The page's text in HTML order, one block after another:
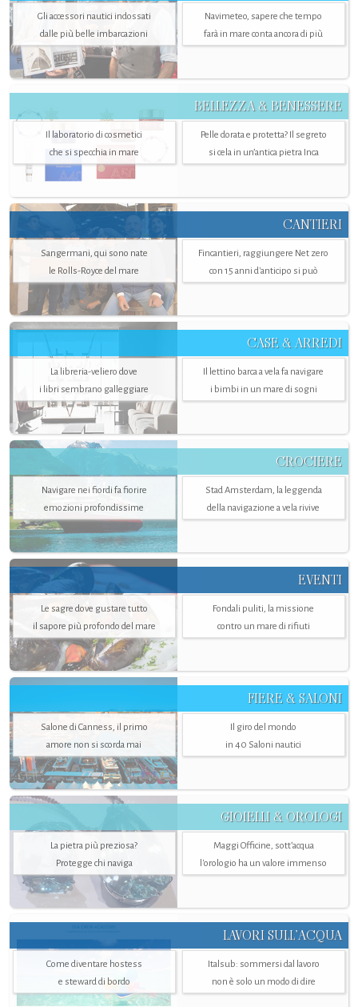
Gli accessori nautici indossati
dalle più belle imbarcazioni
Navimeteo, sapere che tempo
farà in mare conta ancora di più
BELLEZZA & BENESSERE
Il laboratorio di cosmetici
che si specchia in mare
Pelle dorata e protetta? Il segreto
si cela in un’antica pietra Inca
CANTIERI
Sangermani, qui sono nate
le Rolls-Royce del mare
Fincantieri, raggiungere Net zero
con 15 anni d'anticipo si può
CASE & ARREDI
La libreria-veliero dove
i libri sembrano galleggiare
Il lettino barca a vela fa navigare
i bimbi in un mare di sogni
CROCIERE
Navigare nei fiordi fa fiorire
emozioni profondissime
Stad Amsterdam, la leggenda
della navigazione a vela rivive
EVENTI
Le sagre dove gustare tutto
il sapore più profondo del mare
Fondali puliti, la missione
contro un mare di rifiuti
FIERE & SALONI
Salone di Canness, il primo
amore non si scorda mai
Il giro del mondo
in 40 Saloni nautici
GIOIELLI & OROLOGI
La pietra più preziosa?
Protegge chi naviga
Maggi Officine, sott’acqua
l'orologio ha un valore immenso
LAVORI SULL’ACQUA
Come diventare hostess
e steward di bordo
Italsub: sommersi dal lavoro
non è solo un modo di dire